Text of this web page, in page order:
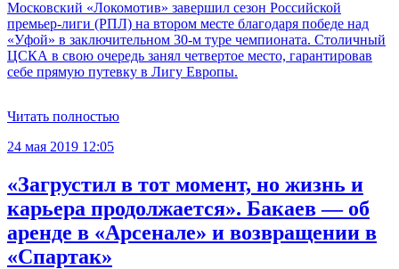
Московский «Локомотив» завершил сезон Российской
премьер-лиги (РПЛ) на втором месте благодаря победе над
«Уфой» в заключительном 30-м туре чемпионата. Столичный
ЦСКА в свою очередь занял четвертое место, гарантировав
себе прямую путевку в Лигу Европы.
Читать полностью
24 мая 2019 12:05
«Загрустил в тот момент, но жизнь и
карьера продолжается». Бакаев — об
аренде в «Арсенале» и возвращении в
«Спартак»